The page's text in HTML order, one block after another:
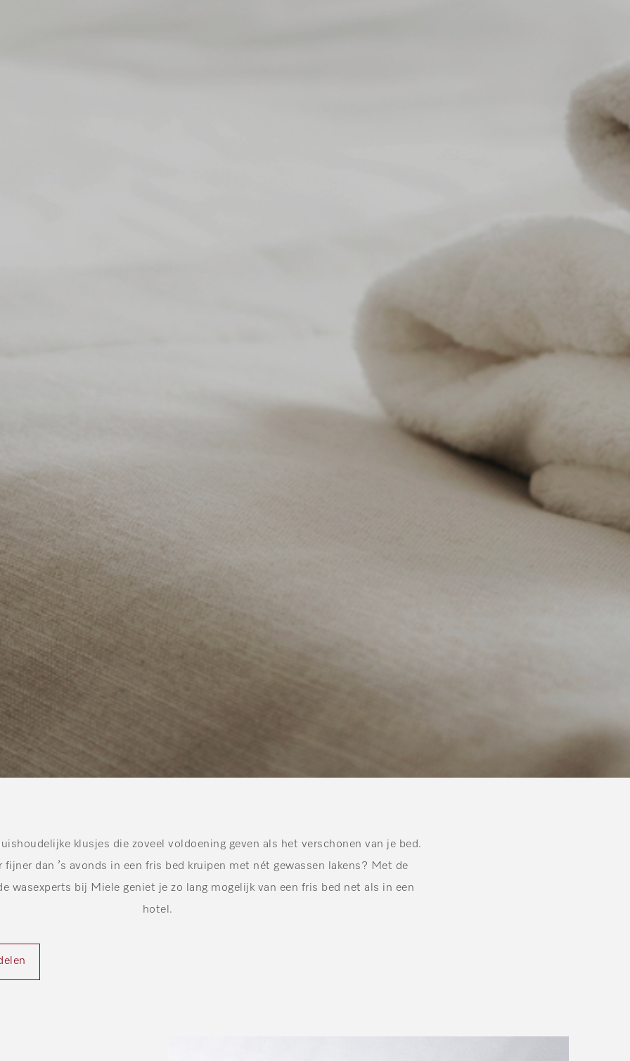
klusjes die zoveel voldoening geven als het verschonen van je bed.
dan ’s avonds in een fris bed kruipen met nét gewassen lakens? Met de
wasexperts bij Miele geniet je zo lang mogelijk van een fris bed net als in een
hotel.